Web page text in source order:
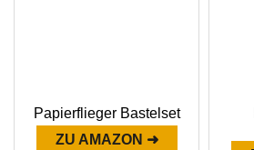
Papierflieger Bastelset
ZU AMAZON ➜